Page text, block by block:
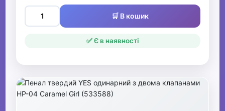
🛒 В кошик
✅ Є в наявності